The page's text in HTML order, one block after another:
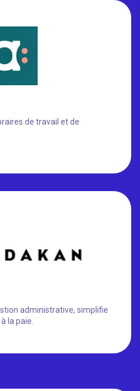
de travail et de
administrative, simplifie
la paie.